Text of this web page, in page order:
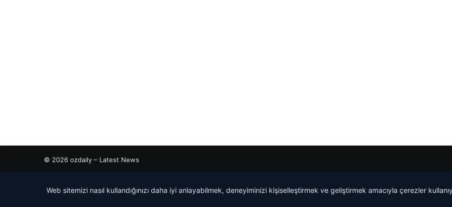
© 2026 ozdaily – Latest News
Web sitemizi nasıl kullandığınızı daha iyi anlayabilmek, deneyiminizi kişiselleştirmek ve geliştirmek amacıyla çerezler